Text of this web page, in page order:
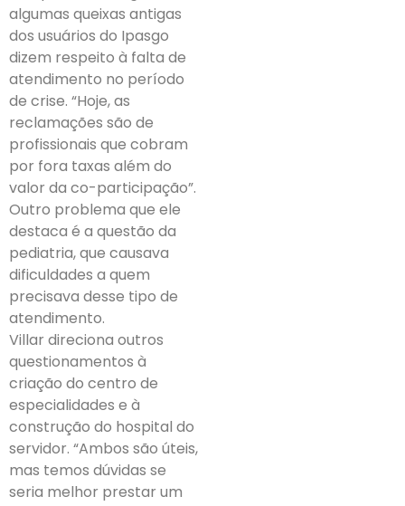
algumas queixas antigas
dos usuários do Ipasgo
dizem respeito à falta de
atendimento no período
de crise. “Hoje, as
reclamações são de
profissionais que cobram
por fora taxas além do
valor da co-participação”.
Outro problema que ele
destaca é a questão da
pediatria, que causava
dificuldades a quem
precisava desse tipo de
atendimento.
Villar direciona outros
questionamentos à
criação do centro de
especialidades e à
construção do hospital do
servidor. “Ambos são úteis,
mas temos dúvidas se
seria melhor prestar um